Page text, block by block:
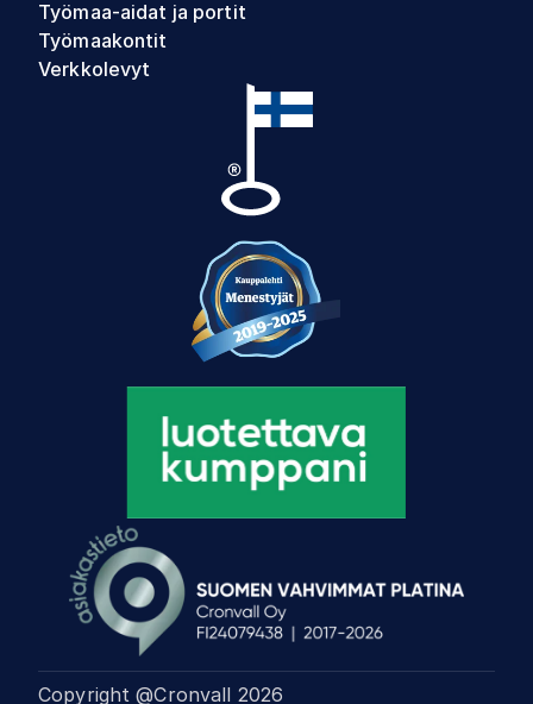
Työmaa-aidat ja portit
Työmaakontit
Verkkolevyt
Copyright @Cronvall 2026